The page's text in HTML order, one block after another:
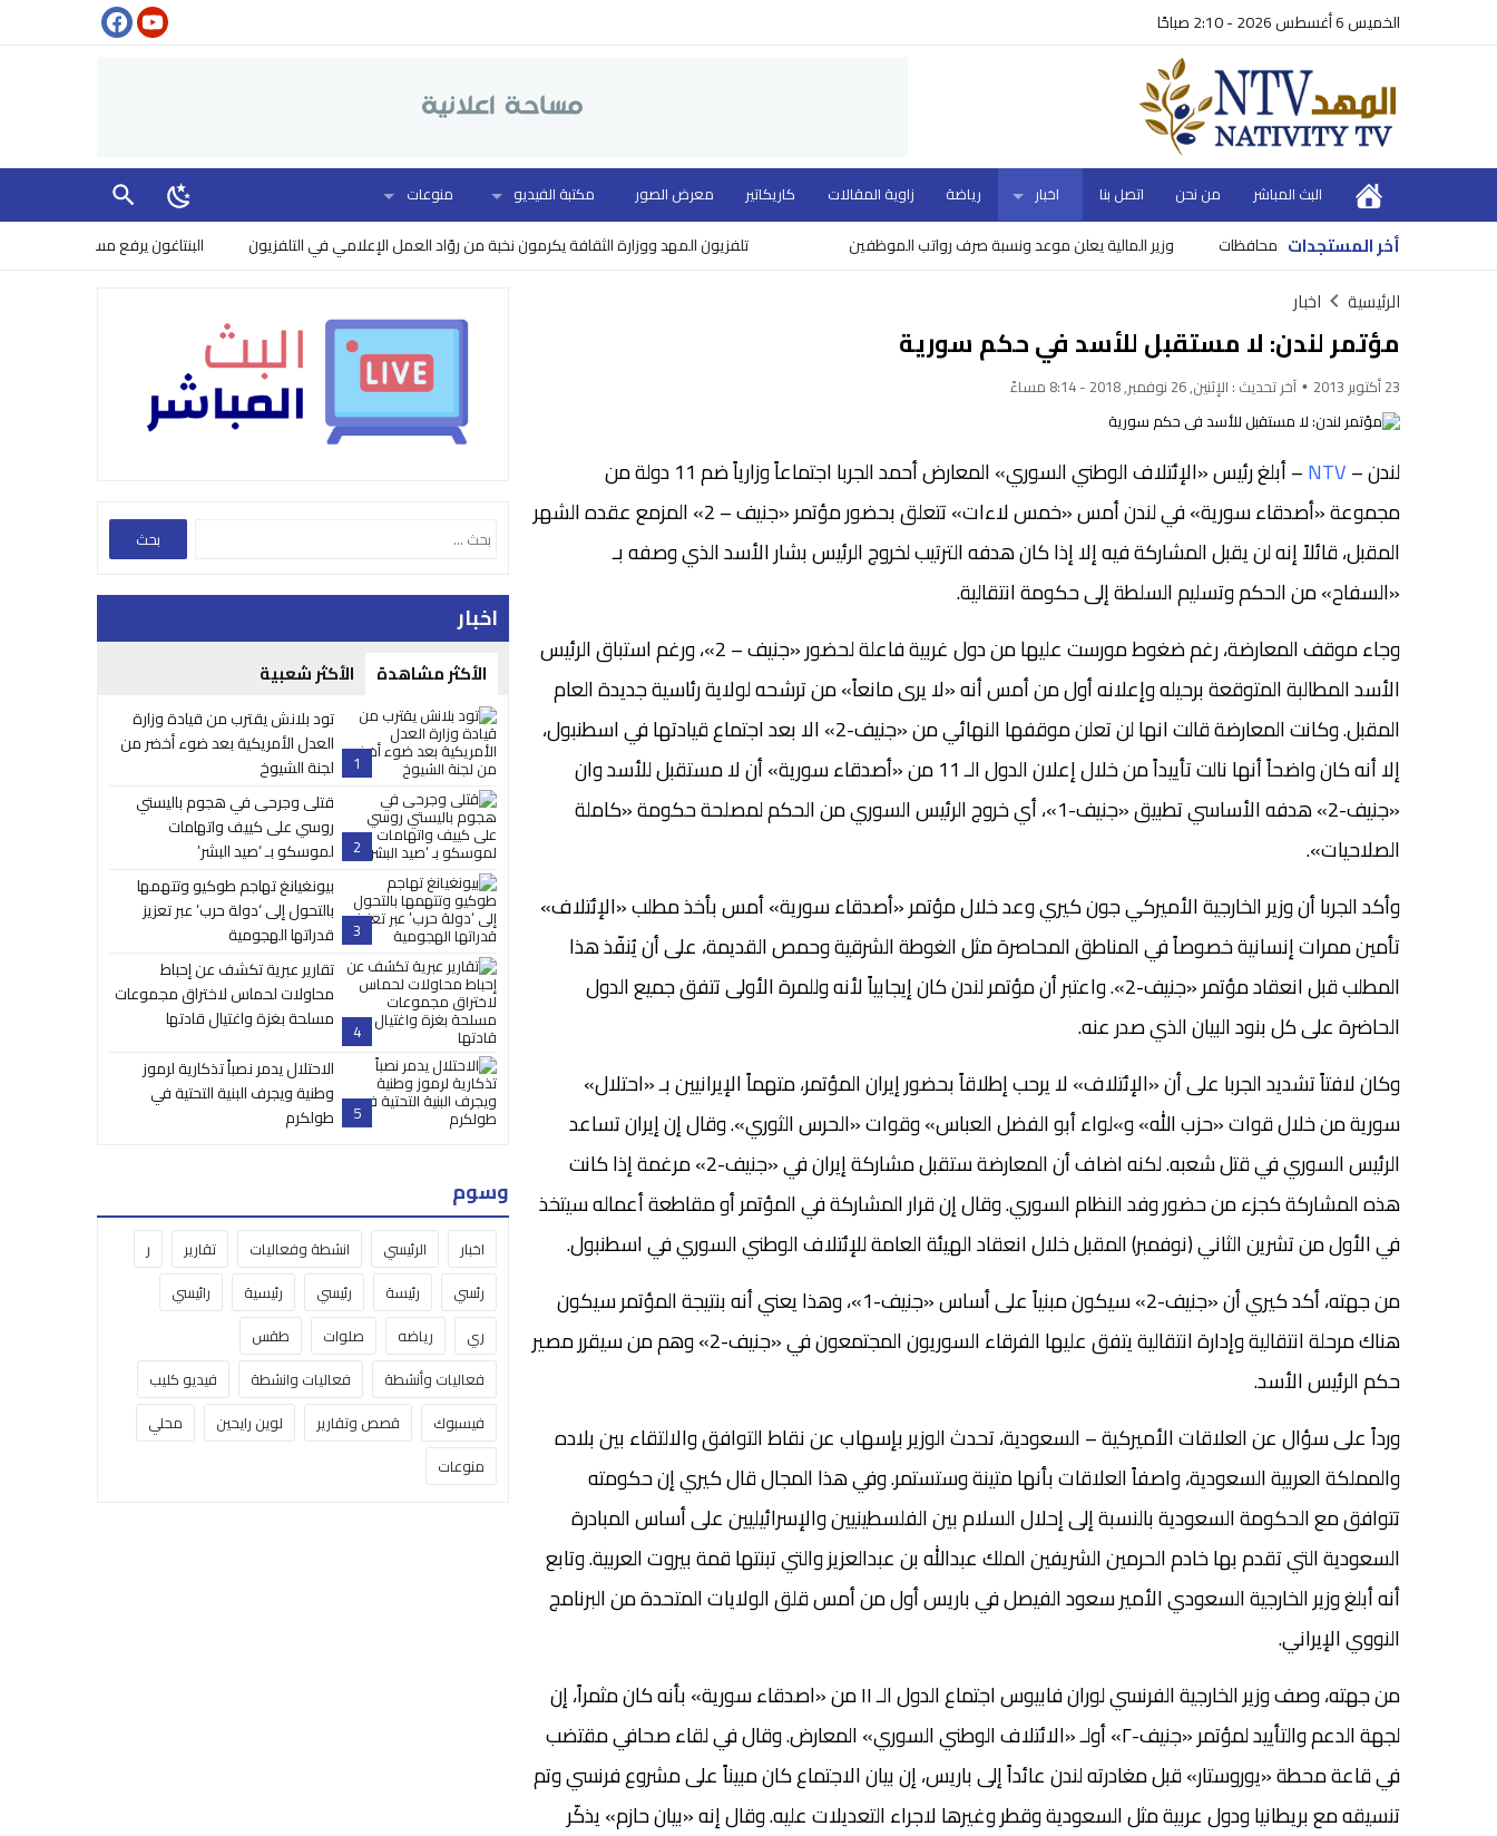
الخميس 6 أغسطس 2026 - 2:10 صباحًا
البث المباشر من نحن اتصل بنا اخبار رياضة زاوية المقالات كاريكاتير معرض الصور مكتبة الفيديو منوعات
أخر المستجدات تلفزيون المهد ووزارة الثقافة يكرمون نخبة من روّاد العمل الإعلامي في التلفزيون البنتاغون يرفع مستوى الخطر: إسرائيل وزير المالية يعلن موعد ونسبة صرف رواتب الموظفين
الرئيسية اخبار
مؤتمر لندن: لا مستقبل للأسد في حكم سورية
23 أكتوبر 2013 آخر تحديث : الإثنين, 26 نوفمبر, 2018 - 8:14 مساءً
لندن –NTV
–
أبلغ رئيس «الإئتلاف الوطني السوري» المعارض أحمد الجربا اجتماعاً وزارياً ضم 11 دولة من
مجموعة «أصدقاء سورية» في لندن أمس «خمس لاءات» تتعلق بحضور مؤتمر «جنيف – 2» المزمع عقده الشهر
المقبل، قائلاً إنه لن يقبل المشاركة فيه إلا إذا كان هدفه الترتيب لخروج الرئيس بشار الأسد الذي وصفه بـ
«السفاح» من الحكم وتسليم السلطة إلى حكومة انتقالية.
وجاء موقف المعارضة، رغم ضغوط مورست عليها من دول غربية فاعلة لحضور «جنيف – 2»، ورغم استباق الرئيس
الأسد المطالبة المتوقعة برحيله وإعلانه أول من أمس أنه «لا يرى مانعاً» من ترشحه لولاية رئاسية جديدة العام
المقبل. وكانت المعارضة قالت انها لن تعلن موقفها النهائي من «جنيف-2» الا بعد اجتماع قيادتها في اسطنبول،
إلا أنه كان واضحاً أنها نالت تأييداً من خلال إعلان الدول الـ 11 من «أصدقاء سورية» أن لا مستقبل للأسد وان
«جنيف-2» هدفه الأساسي تطبيق «جنيف-1»، أي خروج الرئيس السوري من الحكم لمصلحة حكومة «كاملة
الصلاحيات».
وأكد الجربا أن وزير الخارجية الأميركي جون كيري وعد خلال مؤتمر «أصدقاء سورية» أمس بأخذ مطلب «الإئتلاف»
تأمين ممرات إنسانية خصوصاً في المناطق المحاصرة مثل الغوطة الشرقية وحمص القديمة، على أن يُنفّذ هذا
المطلب قبل انعقاد مؤتمر «جنيف-2». واعتبر أن مؤتمر لندن كان إيجابياً لأنه وللمرة الأولى تتفق جميع الدول
الحاضرة على كل بنود البيان الذي صدر عنه.
وكان لافتاً تشديد الجربا على أن «الإئتلاف» لا يرحب إطلاقاً بحضور إيران المؤتمر، متهماً الإيرانيين بـ «احتلال»
سورية من خلال قوات «حزب الله» و»لواء أبو الفضل العباس» وقوات «الحرس الثوري». وقال إن إيران تساعد
الرئيس السوري في قتل شعبه. لكنه اضاف أن المعارضة ستقبل مشاركة إيران في «جنيف-2» مرغمة إذا كانت
هذه المشاركة كجزء من حضور وفد النظام السوري. وقال إن قرار المشاركة في المؤتمر أو مقاطعة أعماله سيتخذ
في الأول من تشرين الثاني (نوفمبر) المقبل خلال انعقاد الهيئة العامة للإئتلاف الوطني السوري في اسطنبول.
من جهته، أكد كيري أن «جنيف-2» سيكون مبنياً على أساس «جنيف-1»، وهذا يعني أنه بنتيجة المؤتمر سيكون
هناك مرحلة انتقالية وإدارة انتقالية يتفق عليها الفرقاء السوريون المجتمعون في «جنيف-2» وهم من سيقرر مصير
حكم الرئيس الأسد.
ورداً على سؤال عن العلاقات الأميركية – السعودية، تحدث الوزير بإسهاب عن نقاط التوافق والالتقاء بين بلاده
والمملكة العربية السعودية، واصفاً العلاقات بأنها متينة وستستمر. وفي هذا المجال قال كيري إن حكومته
تتوافق مع الحكومة السعودية بالنسبة إلى إحلال السلام بين الفلسطينيين والإسرائيليين على أساس المبادرة
السعودية التي تقدم بها خادم الحرمين الشريفين الملك عبدالله بن عبدالعزيز والتي تبنتها قمة بيروت العربية. وتابع
أنه أبلغ وزير الخارجية السعودي الأمير سعود الفيصل في باريس أول من أمس قلق الولايات المتحدة من البرنامج
النووي الإيراني.
من جهته، وصف وزير الخارجية الفرنسي لوران فابيوس اجتماع الدول الـ ١١ من «اصدقاء سورية» بأنه كان مثمراً، إن
لجهة الدعم والتأييد لمؤتمر «جنيف-٢» أولـ «الائتلاف الوطني السوري» المعارض. وقال في لقاء صحافي مقتضب
في قاعة محطة «يوروستار» قبل مغادرته لندن عائداً إلى باريس، إن بيان الاجتماع كان مبيناً على مشروع فرنسي وتم
تنسيقه مع بريطانيا ودول عربية مثل السعودية وقطر وغيرها لاجراء التعديلات عليه. وقال إنه «بيان حازم» يذكّر
اخبار
الأكثر مشاهدة الأكثر شعبية
1
تود بلانش يقترب من قيادة وزارة
العدل الأمريكية بعد ضوء أخضر من
لجنة الشيوخ
2
قتلى وجرحى في هجوم باليستي
روسي على كييف واتهامات
لموسكو بـ ‘صيد البشر’
3
بيونغيانغ تهاجم طوكيو وتتهمها
بالتحول إلى ‘دولة حرب’ عبر تعزيز
قدراتها الهجومية
4
تقارير عبرية تكشف عن إحباط
محاولات لحماس لاختراق مجموعات
مسلحة بغزة واغتيال قادتها
5
الاحتلال يدمر نصباً تذكارية لرموز
وطنية ويجرف البنية التحتية في
طولكرم
وسوم
اخبار الرئيسي انشطة وفعاليات تقارير
ر
رئسي
رئيسة رئيسي رئيسية
رائيسي
ري
رياضه صلوات
طقس
فعاليات وأنشطة
فعاليات وانشطة
فيديو كليب
فيسبوك
قصص وتقارير لوين رايحين
محلي
منوعات